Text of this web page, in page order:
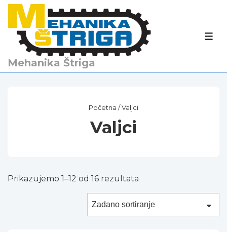
Main
Content
Mehanika Štriga
Početna / Valjci
Valjci
Prikazujemo 1–12 od 16 rezultata